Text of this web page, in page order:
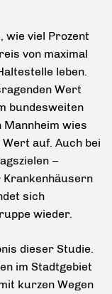
wie viel Prozent
von maximal
leben.
Wert
bundesweiten
Mannheim wies
auf. Auch bei
–
Krankenhäusern
sich
wieder.
dieser Studie.
im Stadtgebiet
kurzen Wegen